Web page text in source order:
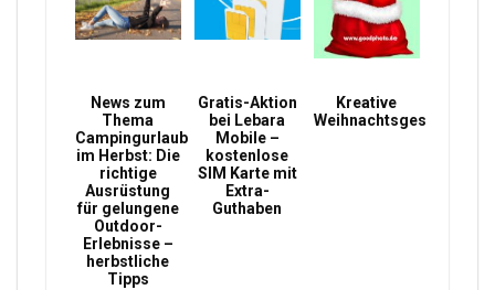
News zum
Thema
Campingurlaub
im Herbst: Die
richtige
Ausrüstung
für gelungene
Outdoor-
Erlebnisse –
herbstliche
Tipps
Gratis-Aktion
bei Lebara
Mobile –
kostenlose
SIM Karte mit
Extra-
Guthaben
Kreative
Weihnachtsgeschenke